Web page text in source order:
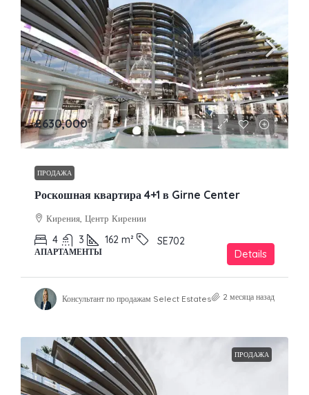
£630,000
ПРОДАЖА
Роскошная квартира 4+1 в Girne Center
Кирения, Центр Кирении
4 3 162 m² SE702
АПАРТАМЕНТЫ Details
Консультант по продажам Select Estates 2 месяца назад
ПРОДАЖА